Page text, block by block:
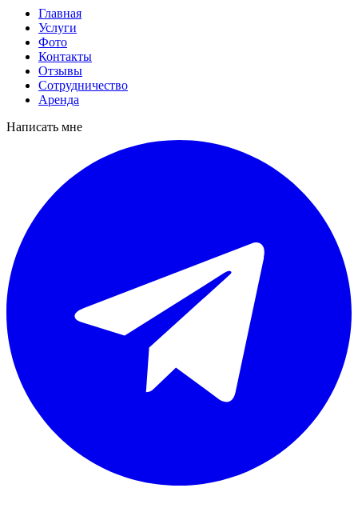
Главная
Услуги
Фото
Контакты
Отзывы
Сотрудничество
Аренда
Написать мне